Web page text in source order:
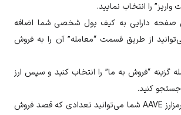
را انتخاب نمایید.
صفحه دارایی به کیف پول شخصی شما اضافه
از طریق قسمت “معامله” آن را به فروش
گزینه “فروش به ما” را انتخاب کنید و سپس ارز
جستجو کنید.
AAVE شما می‌توانید تعدادی که قصد فروش